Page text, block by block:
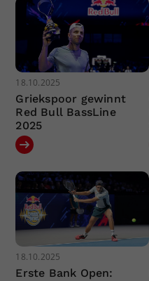
18.10.2025
Griekspoor gewinnt
Red Bull BassLine
2025
18.10.2025
Erste Bank Open: